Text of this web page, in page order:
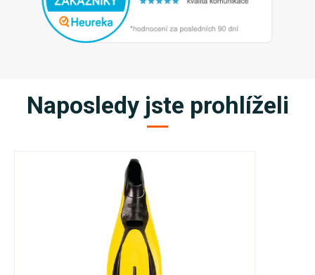
Naposledy jste prohlíželi